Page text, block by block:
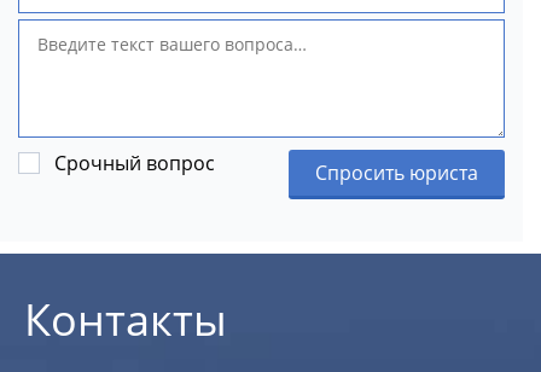
Срочный вопрос Спросить юриста
Контакты